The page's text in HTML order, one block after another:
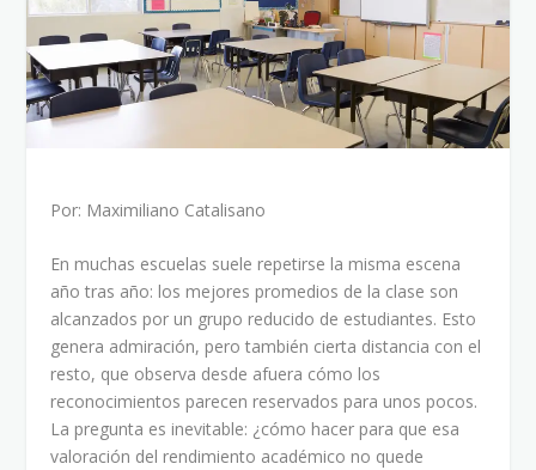
Por: Maximiliano Catalisano
En muchas escuelas suele repetirse la misma escena
año tras año: los mejores promedios de la clase son
alcanzados por un grupo reducido de estudiantes. Esto
genera admiración, pero también cierta distancia con el
resto, que observa desde afuera cómo los
reconocimientos parecen reservados para unos pocos.
La pregunta es inevitable: ¿cómo hacer para que esa
valoración del rendimiento académico no quede